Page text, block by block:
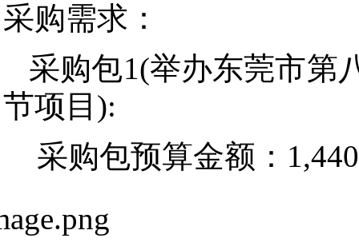
采购需求：
采购包1(举办东莞市第
节项目):
采购包预算金额：